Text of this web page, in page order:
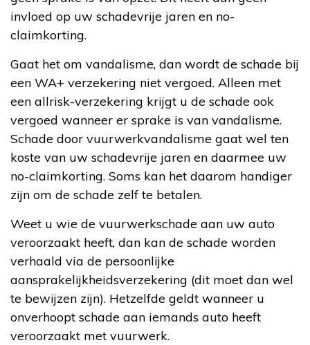
invloed op uw schadevrije jaren en no-
claimkorting.
Gaat het om vandalisme, dan wordt de schade bij
een WA+ verzekering niet vergoed. Alleen met
een allrisk-verzekering krijgt u de schade ook
vergoed wanneer er sprake is van vandalisme.
Schade door vuurwerkvandalisme gaat wel ten
koste van uw schadevrije jaren en daarmee uw
no-claimkorting. Soms kan het daarom handiger
zijn om de schade zelf te betalen.
Weet u wie de vuurwerkschade aan uw auto
veroorzaakt heeft, dan kan de schade worden
verhaald via de persoonlijke
aansprakelijkheidsverzekering (dit moet dan wel
te bewijzen zijn). Hetzelfde geldt wanneer u
onverhoopt schade aan iemands auto heeft
veroorzaakt met vuurwerk.